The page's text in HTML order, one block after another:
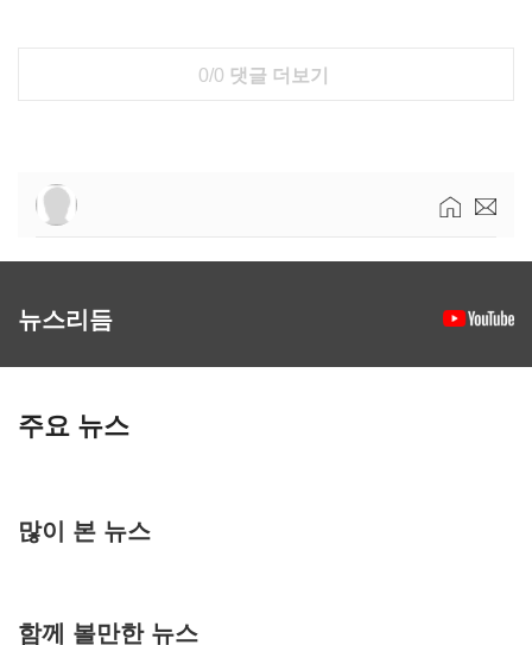
0/0 댓글 더보기
뉴스리듬
주요 뉴스
많이 본 뉴스
함께 볼만한 뉴스